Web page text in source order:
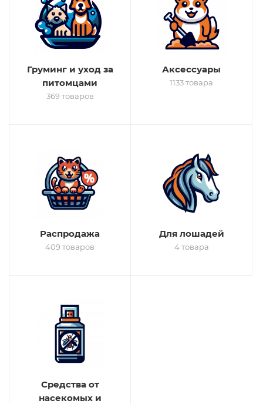
Груминг и уход за
питомцами
369 товаров
Аксессуары
1133 товара
Распродажа
409 товаров
Для лошадей
4 товара
Средства от
насекомых и